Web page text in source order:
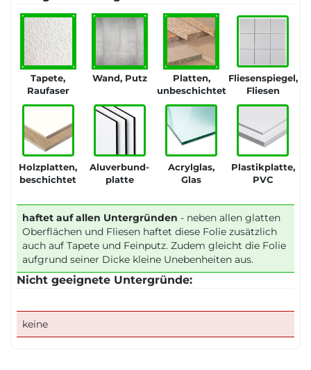
Tapete,
Raufaser
Wand, Putz
Platten,
unbeschichtet
Fliesenspiegel,
Fliesen
Holzplatten,
beschichtet
Aluverbund-
platte
Acrylglas,
Glas
Plastikplatte,
PVC
haftet auf allen Untergründen - neben allen glatten
Oberflächen und Fliesen haftet diese Folie zusätzlich
auch auf Tapete und Feinputz. Zudem gleicht die Folie
aufgrund seiner Dicke kleine Unebenheiten aus.
Nicht geeignete Untergründe:
keine